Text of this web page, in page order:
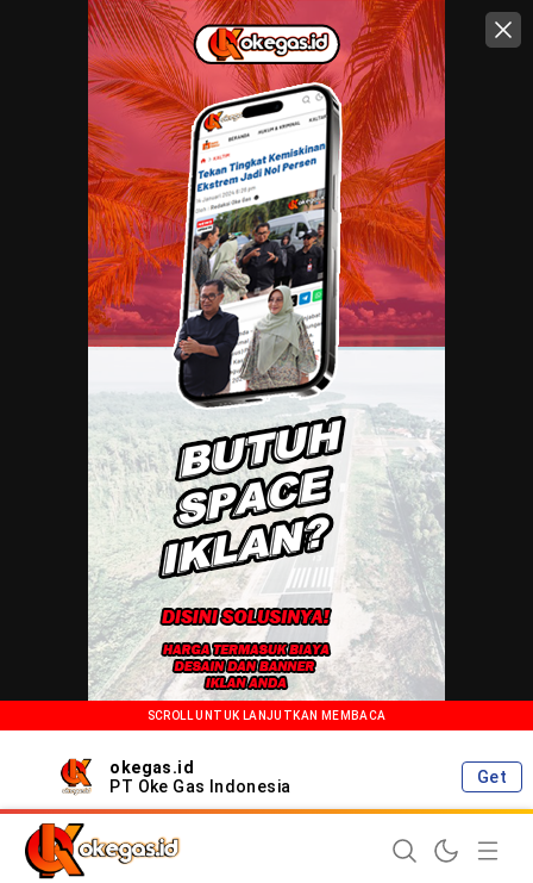
SCROLL UNTUK LANJUTKAN MEMBACA
okegas.id
PT Oke Gas Indonesia
Get